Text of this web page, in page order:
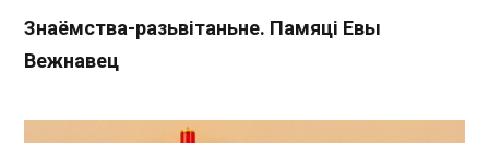
Знаёмства-разьвітаньне. Памяці Евы
Вежнавец